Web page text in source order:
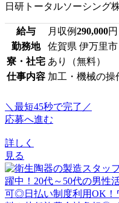
日研トータルソーシング
給与 月収例290,000円
勤務地
佐賀県 伊万里市
寮・社宅 あり（無料）
仕事内容 加工・機械の操
＼最短45秒で完了／
応募へ進む
詳しく
見る